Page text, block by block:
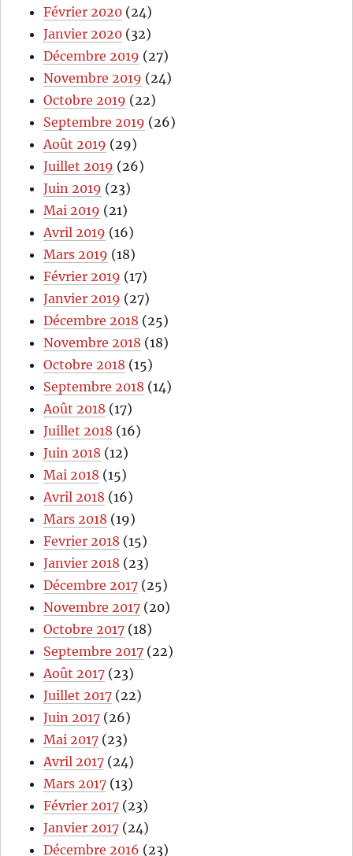
Février 2020 (24)
Janvier 2020 (32)
Décembre 2019 (27)
Novembre 2019 (24)
Octobre 2019 (22)
Septembre 2019 (26)
Août 2019 (29)
Juillet 2019 (26)
Juin 2019 (23)
Mai 2019 (21)
Avril 2019 (16)
Mars 2019 (18)
Février 2019 (17)
Janvier 2019 (27)
Décembre 2018 (25)
Novembre 2018 (18)
Octobre 2018 (15)
Septembre 2018 (14)
Août 2018 (17)
Juillet 2018 (16)
Juin 2018 (12)
Mai 2018 (15)
Avril 2018 (16)
Mars 2018 (19)
Fevrier 2018 (15)
Janvier 2018 (23)
Décembre 2017 (25)
Novembre 2017 (20)
Octobre 2017 (18)
Septembre 2017 (22)
Août 2017 (23)
Juillet 2017 (22)
Juin 2017 (26)
Mai 2017 (23)
Avril 2017 (24)
Mars 2017 (13)
Février 2017 (23)
Janvier 2017 (24)
Décembre 2016 (23)